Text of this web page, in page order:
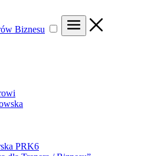
PRK6